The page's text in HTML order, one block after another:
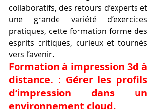
collaboratifs, des retours d’experts et
une grande variété d’exercices
pratiques, cette formation forme des
esprits critiques, curieux et tournés
vers l’avenir.
Formation à impression 3d à
distance. : Gérer les profils
d’impression dans un
environnement cloud.